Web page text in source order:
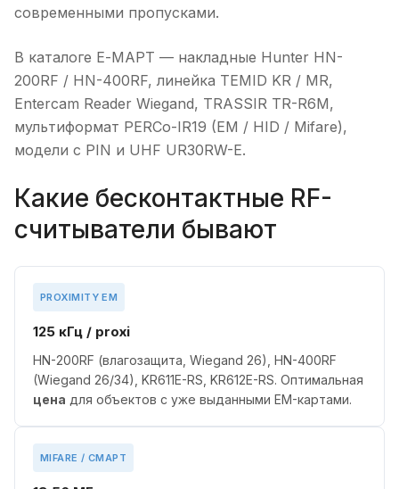
современными пропусками.
В каталоге Е-МАРТ — накладные Hunter HN-
200RF / HN-400RF, линейка TEMID KR / MR,
Entercam Reader Wiegand, TRASSIR TR-R6M,
мультиформат PERCo-IR19 (EM / HID / Mifare),
модели с PIN и UHF UR30RW-E.
Какие бесконтактные RF-
считыватели бывают
PROXIMITY EM
125 кГц / proxi
HN-200RF (влагозащита, Wiegand 26), HN-400RF
(Wiegand 26/34), KR611E-RS, KR612E-RS. Оптимальная
цена для объектов с уже выданными EM-картами.
MIFARE / СМАРТ